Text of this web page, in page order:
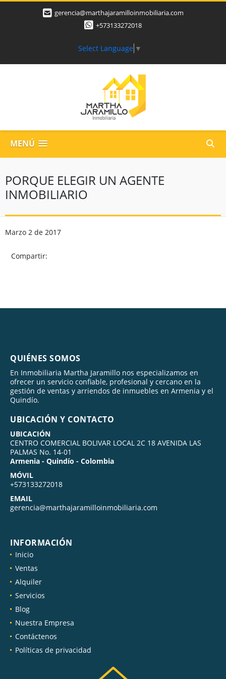
gerencia@marthajaramilloinmobiliaria.com
+573133272018
Select Language ▼
MENÚ
PORQUE ELEGIR UN AGENTE
INMOBILIARIO
Marzo 2 de 2017
Compartir:
QUIÉNES SOMOS
En Inmobiliaria Martha Jaramillo nos especializamos en
ofrecer un servicio confiable, profesional y cercano en la
gestión de ventas y arriendos de inmuebles en Armenia y el
Quindío.
UBICACIÓN Y CONTACTO
UBICACIÓN
CENTRO COMERCIAL BOLIVAR LOCAL 2C 18 AVENIDA LAS
PALMAS No. 14-01
Armenia - Quindío - Colombia
MÓVIL
+573133272018
EMAIL
gerencia@marthajaramilloinmobiliaria.com
INFORMACIÓN
Inicio
Ventas
Alquiler
Servicios
Blog
Nuestra Empresa
Contáctenos
Políticas de privacidad